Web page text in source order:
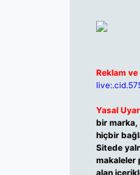
Reklam
Yasal
bir marka,
hiçbir
Sitede
makaleler
alan